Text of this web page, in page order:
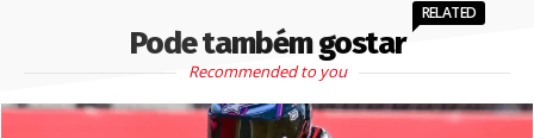
Pode também gostar
RELATED
Recommended to you